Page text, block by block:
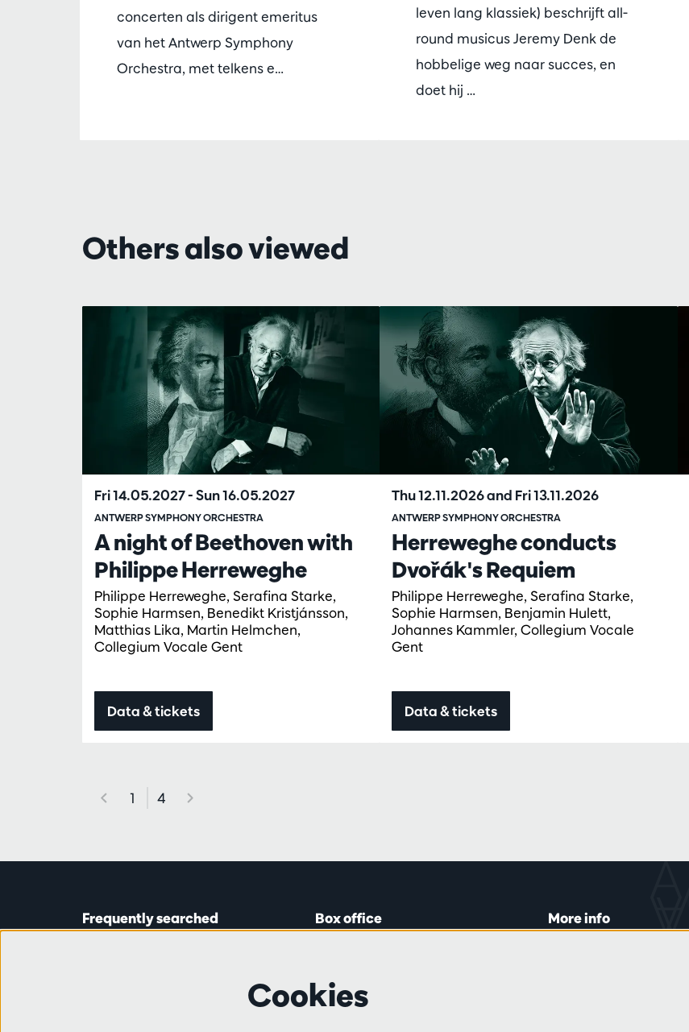
concerten als dirigent emeritus
van het Antwerp Symphony
Orchestra, met telkens e…
leven lang klassiek) beschrijft all-
round musicus Jeremy Denk de
hobbelige weg naar succes, en
doet hij …
Others also viewed
A night of Beethoven with
Philippe Herreweghe
Philippe Herreweghe, Serafina Starke,
Sophie Harmsen, Benedikt Kristjánsson,
Matthias Lika, Martin Helmchen,
Collegium Vocale Gent
ANTWERP SYMPHONY ORCHESTRA
Fri 14.05.2027-Sun 16.05.2027
Data & tickets
Herreweghe conducts
Dvořák's Requiem
Philippe Herreweghe, Serafina Starke,
Sophie Harmsen, Benjamin Hulett,
Johannes Kammler, Collegium Vocale
Gent
ANTWERP SYMPHONY ORCHESTRA
Thu 12.11.2026and Fri 13.11.2026
Data & tickets
1 4
Frequently searched Box office
from 14:00 to 16:45.
More info
Cookies